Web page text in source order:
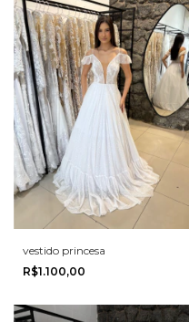
vestido princesa
R$1.100,00